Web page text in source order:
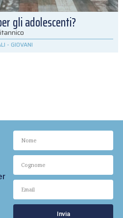
gli adolescenti?
- GIOVANI
Invia